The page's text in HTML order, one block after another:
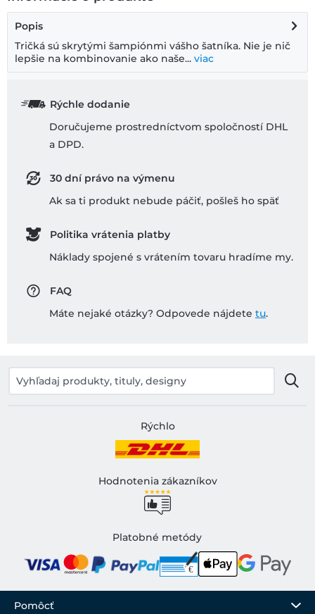
Popis
Tričká sú skrytými šampiónmi vášho šatníka. Nie je nič
lepšie na kombinovanie ako naše... viac
Rýchle dodanie
Doručujeme prostredníctvom spoločností DHL
a DPD.
30 dní právo na výmenu
Ak sa ti produkt nebude páčiť, pošleš ho späť
Politika vrátenia platby
Náklady spojené s vrátením tovaru hradíme my.
FAQ
Máte nejaké otázky? Odpovede nájdete tu.
Rýchlo
Hodnotenia zákazníkov
Platobné metódy
Pomôcť